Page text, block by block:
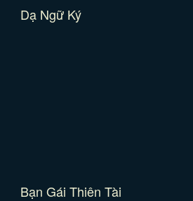
Dạ Ngữ Ký
Bạn Gái Thiên Tài